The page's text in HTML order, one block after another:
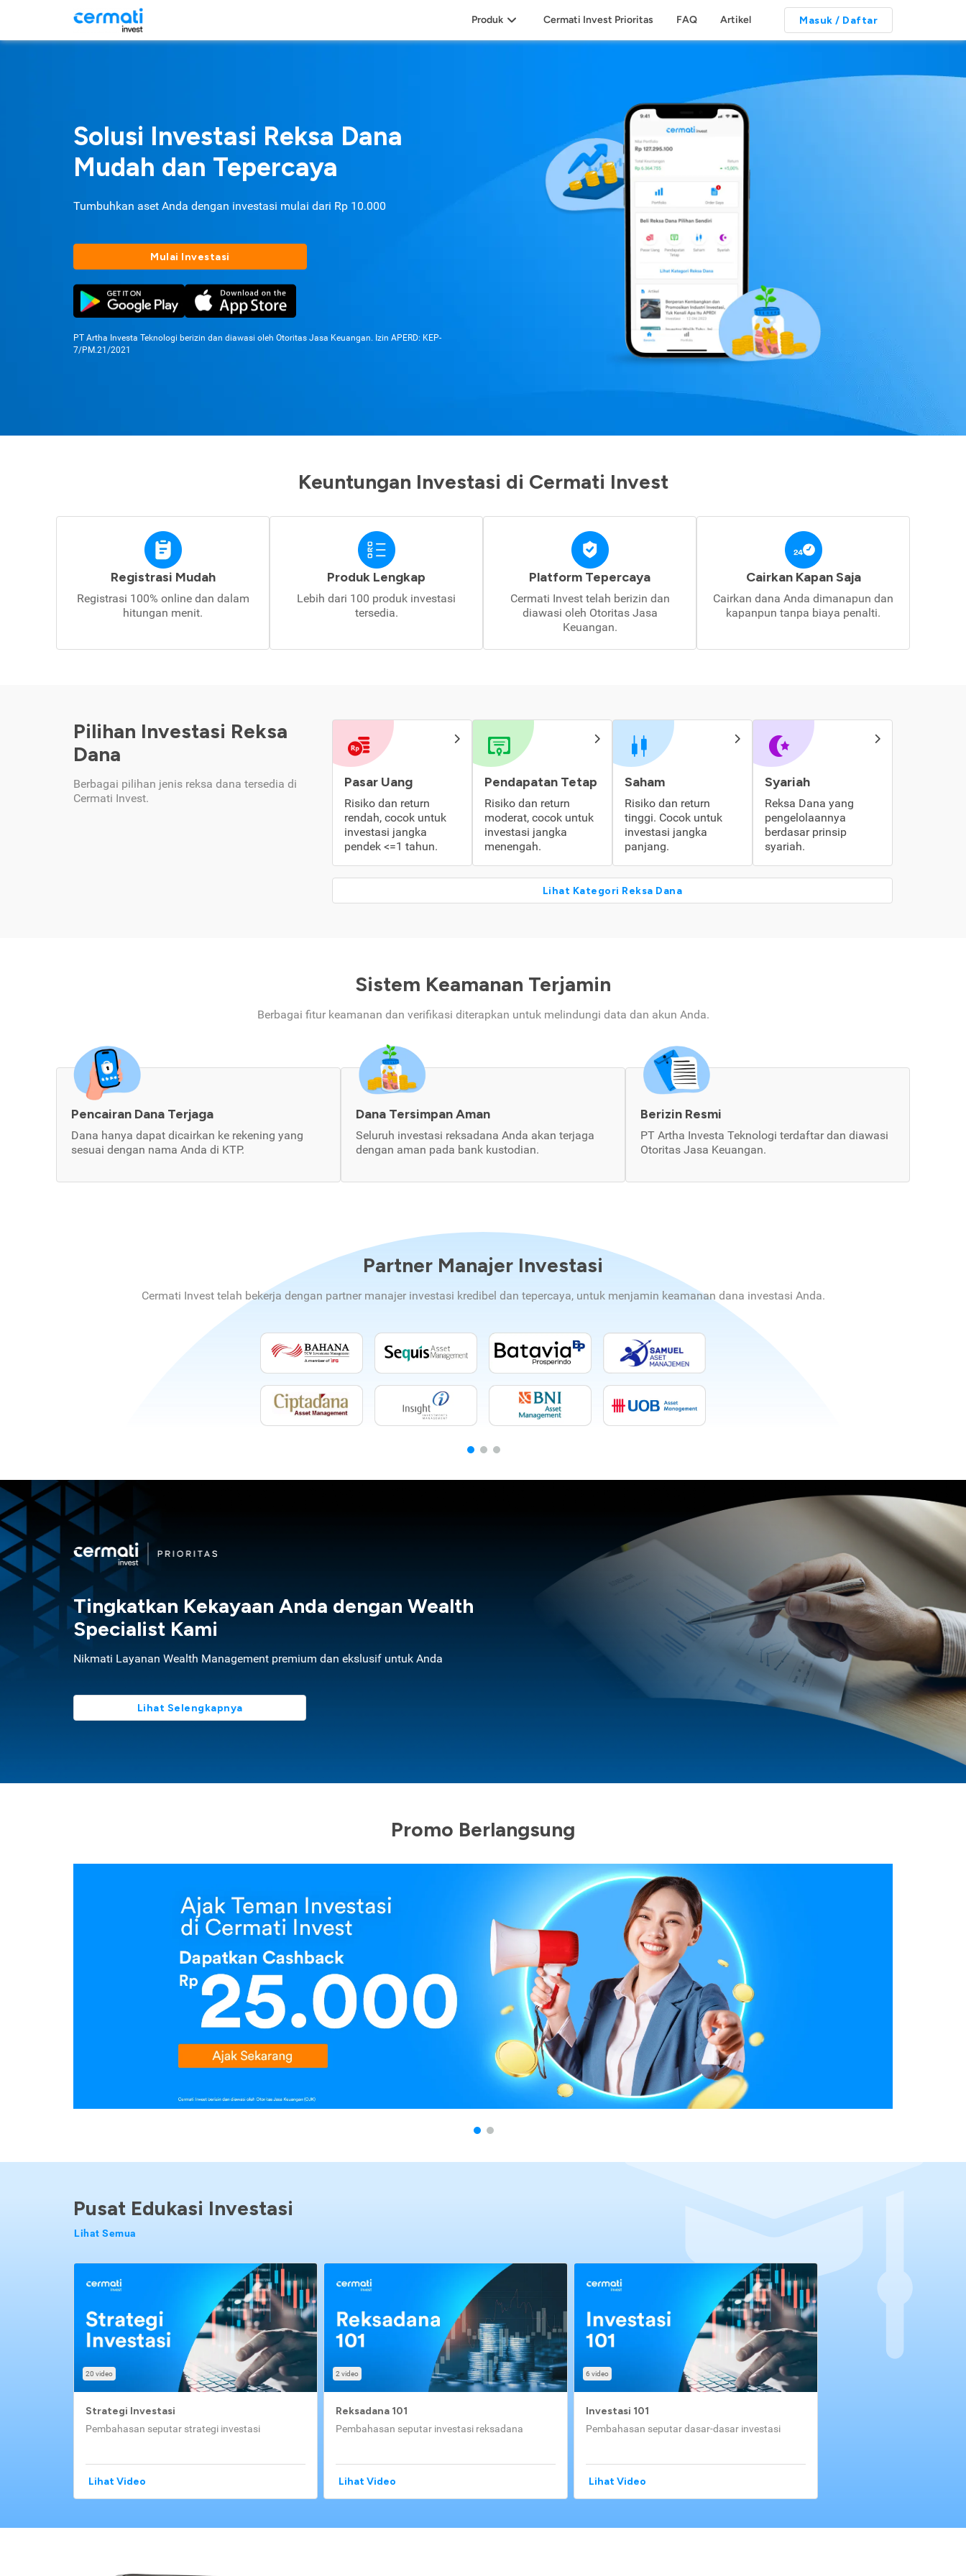
Produk Cermati Invest Prioritas FAQ Artikel Masuk / Daftar
Solusi Investasi Reksa Dana
Mudah dan Tepercaya
Tumbuhkan aset Anda dengan investasi mulai dari Rp 10.000
Mulai Investasi
PT Artha Investa Teknologi berizin dan diawasi oleh Otoritas Jasa Keuangan. Izin APERD: KEP-
7/PM.21/2021
Keuntungan Investasi di Cermati Invest
Registrasi Mudah
Registrasi 100% online dan dalam
hitungan menit.
Produk Lengkap
Lebih dari 100 produk investasi
tersedia.
Platform Tepercaya
Cermati Invest telah berizin dan
diawasi oleh Otoritas Jasa
Keuangan.
Cairkan Kapan Saja
Cairkan dana Anda dimanapun dan
kapanpun tanpa biaya penalti.
Pilihan Investasi Reksa
Dana
Berbagai pilihan jenis reksa dana tersedia di
Cermati Invest.
Pasar Uang
Risiko dan return
rendah, cocok untuk
investasi jangka
pendek <=1 tahun.
Pendapatan Tetap
Risiko dan return
moderat, cocok untuk
investasi jangka
menengah.
Saham
Risiko dan return
tinggi. Cocok untuk
investasi jangka
panjang.
Syariah
Reksa Dana yang
pengelolaannya
berdasar prinsip
syariah.
Lihat Kategori Reksa Dana
Sistem Keamanan Terjamin
Berbagai fitur keamanan dan verifikasi diterapkan untuk melindungi data dan akun Anda.
Pencairan Dana Terjaga
Dana hanya dapat dicairkan ke rekening yang
sesuai dengan nama Anda di KTP.
Dana Tersimpan Aman
Seluruh investasi reksadana Anda akan terjaga
dengan aman pada bank kustodian.
Berizin Resmi
PT Artha Investa Teknologi terdaftar dan diawasi
Otoritas Jasa Keuangan.
Partner Manajer Investasi
Cermati Invest telah bekerja dengan partner manajer investasi kredibel dan tepercaya, untuk menjamin keamanan dana investasi Anda.
Tingkatkan Kekayaan Anda dengan Wealth
Specialist Kami
Nikmati Layanan Wealth Management premium dan ekslusif untuk Anda
Lihat Selengkapnya
Promo Berlangsung
Pusat Edukasi Investasi
Lihat Semua
20 video
Strategi Investasi
Pembahasan seputar strategi investasi
Lihat Video
2 video
Reksadana 101
Pembahasan seputar investasi reksadana
Lihat Video
6 video
Investasi 101
Pembahasan seputar dasar-dasar investasi
Lihat Video